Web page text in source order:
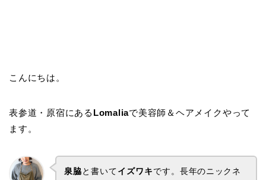
こんにちは。
表参道・原宿にある Lomaliaで美容師＆ヘアメイクやって
ます。
泉脇と書いてイズワキです。 長年のニックネ